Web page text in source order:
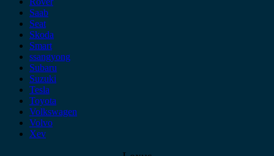
Saab
Seat
Skoda
Smart
ssangyong
Subaru
Suzuki
Tesla
Toyota
Volkswagen
Volvo
Xev